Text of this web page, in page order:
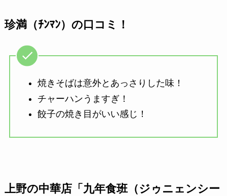
珍満（ﾁﾝﾏﾝ）の口コミ！
焼きそばは意外とあっさりした味！
チャーハンうますぎ！
餃子の焼き目がいい感じ！
上野の中華店「九年食班（ジゥニェンシー